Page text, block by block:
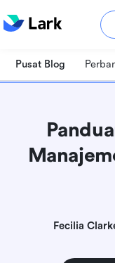
Pusat Blog
Fecilia